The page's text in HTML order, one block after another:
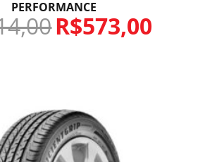
PERFORMANCE
R$573,00